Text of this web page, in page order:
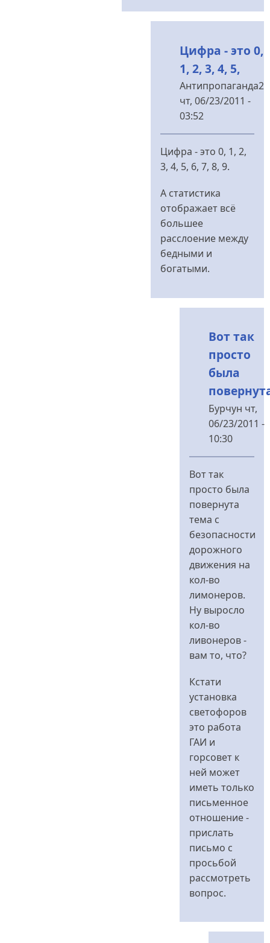
Цифра - это 0,
1, 2, 3, 4, 5,
Антипропаганда2
чт, 06/23/2011 -
03:52
У
відповідь
до
миллионы
медленных
линий..."
від
_Mr.
Grabovskiy_
Цифра - это 0, 1, 2,
3, 4, 5, 6, 7, 8, 9.
А статистика
отображает всё
большее
расслоение между
бедными и
богатыми.
Вот так
просто
была
Бурчун чт,
06/23/2011 -
10:30
У
Вот так
просто была
повернута
тема с
безопасности
дорожного
движения на
кол-во
лимонеров.
Ну выросло
кол-во
ливонеров -
вам то, что?
Кстати
установка
светофоров
это работа
ГАИ и
горсовет к
ней может
иметь только
письменное
отношение -
прислать
письмо с
просьбой
рассмотреть
вопрос.